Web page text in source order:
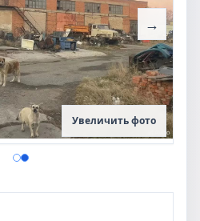
Увеличить фото
→